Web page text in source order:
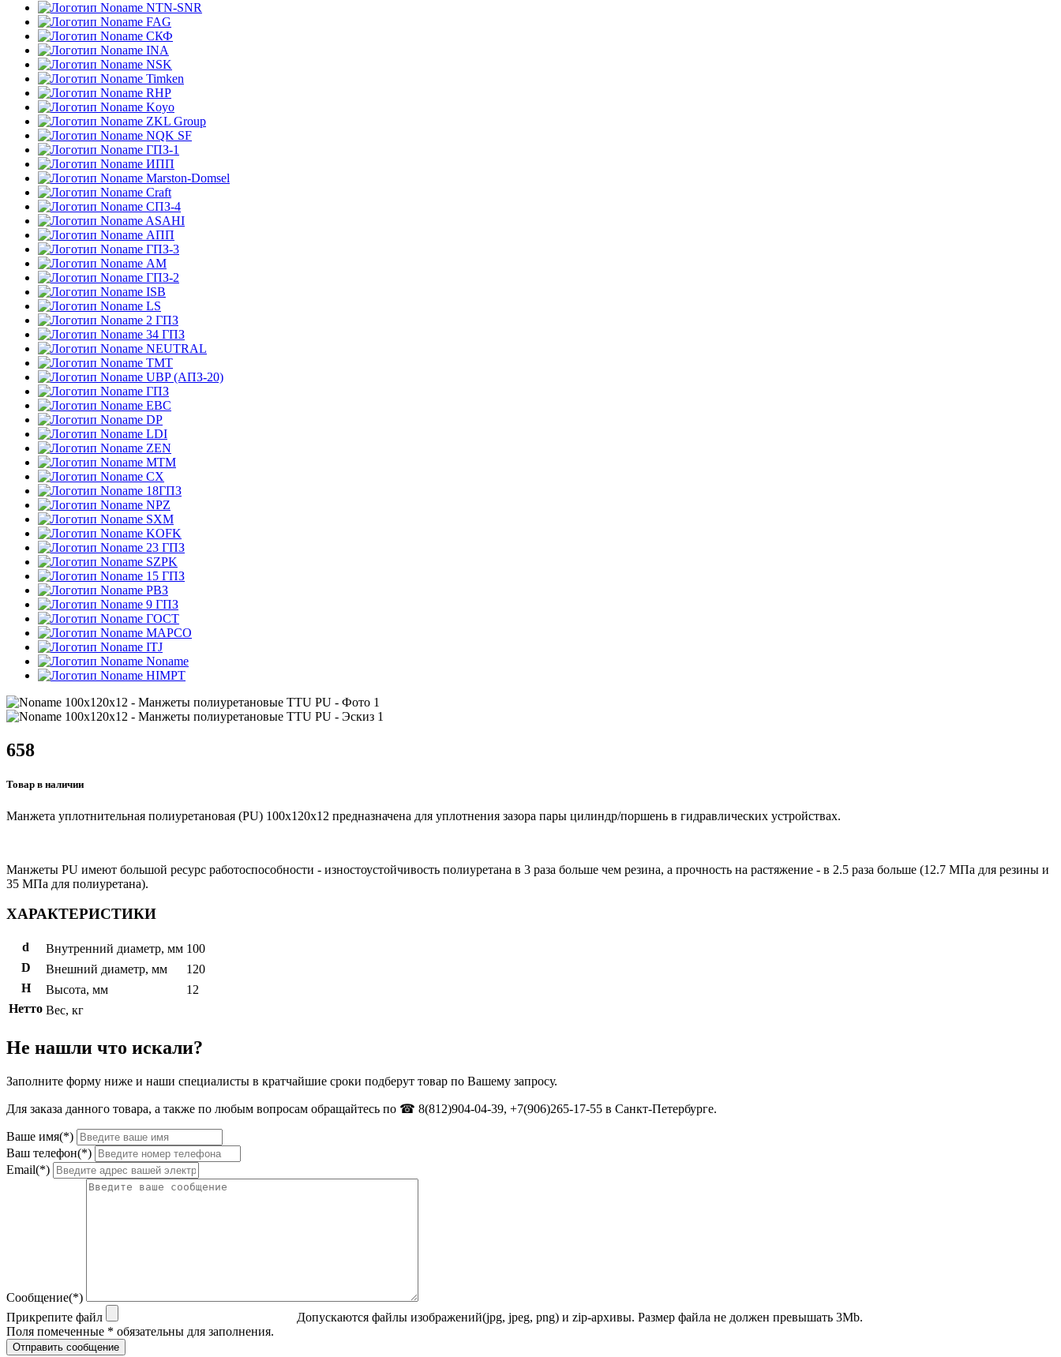
NTN-SNR
FAG
СКФ
INA
NSK
Timken
RHP
Koyo
ZKL Group
NQK SF
ГПЗ-1
ИПП
Marston-Domsel
Craft
СПЗ-4
ASAHI
АПП
ГПЗ-3
АМ
ГПЗ-2
ISB
LS
2 ГПЗ
34 ГПЗ
NEUTRAL
TMT
UBP (АПЗ-20)
ГПЗ
EBC
DP
LDI
ZEN
MTM
CX
18ГПЗ
NPZ
SXM
KOFK
23 ГПЗ
SZPK
15 ГПЗ
РВЗ
9 ГПЗ
ГОСТ
MAPCO
ITJ
Noname
HIMPT
658
Товар в наличии
Манжета уплотнительная полиуретановая (PU) 100x120x12 предназначена для уплотнения зазора пары цилиндр/поршень в гидравлических устройствах.
Манжеты PU имеют большой ресурс работоспособности - изностоустойчивость полиуретана в 3 раза больше чем резина, а прочность на растяжение - в 2.5 раза больше (12.7 МПа для резины и
35 МПа для полиуретана).
ХАРАКТЕРИСТИКИ
d Внутренний диаметр, мм 100
D
Внешний диаметр, мм
120
H
Высота, мм
12
Нетто Вес, кг
Не нашли что искали?
Заполните форму ниже и наши специалисты в кратчайшие сроки подберут товар по Вашему запросу.
Для заказа данного товара, а также по любым вопросам обращайтесь по ☎ 8(812)904-04-39, +7(906)265-17-55 в Санкт-Петербурге.
Ваше имя(*)
Ваш телефон(*)
Email(*)
Сообщение(*)
Прикрепите файл
Допускаются файлы изображений(jpg, jpeg, png) и zip-архивы. Размер файла не должен превышать 3Mb.
Поля помеченные * обязательны для заполнения.
Отправить сообщение